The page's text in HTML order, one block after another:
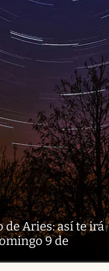
de Aries: así te irá
9 de